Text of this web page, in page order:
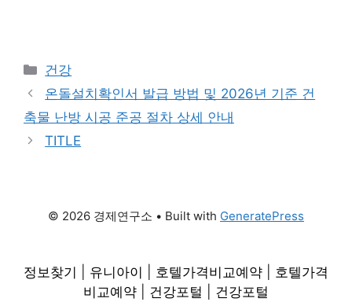
Categories
건강
온돌설치확인서 발급 방법 및 2026년 기준 건
축물 난방 시공 준공 절차 상세 안내
TITLE
© 2026 경제연구소 • Built with GeneratePress
정보찾기 유니아이 호텔가격비교예약
호텔가격
비교예약
건강포털 건강포털